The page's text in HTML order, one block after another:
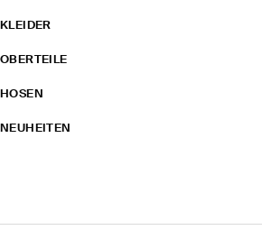
KLEIDER
OBERTEILE
HOSEN
NEUHEITEN